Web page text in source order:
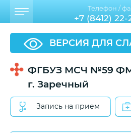
ВЕРСИЯ ДЛЯ
ФГБУЗ МСЧ №59
г. Заречный
Запись на прием
Телефон /
+7 (8412) 22-